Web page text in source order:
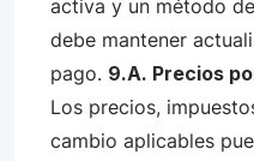
activa y un método
debe mantener
pago. 9.A. Precios
Los precios,
cambio aplicables